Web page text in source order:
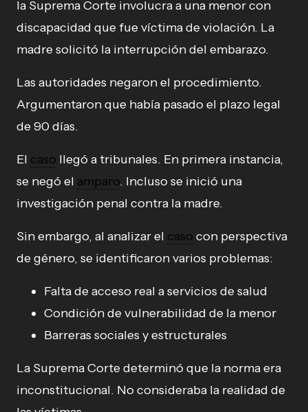
la Suprema Corte involucra a una menor con
discapacidad que fue víctima de violación. La
madre solicitó la interrupción del embarazo.
Las autoridades negaron el procedimiento.
Argumentaron que había pasado el plazo legal
de 90 días.
El caso llegó a tribunales. En primera instancia,
se negó el amparo. Incluso se inició una
investigación penal contra la madre.
Sin embargo, al analizar el caso con perspectiva
de género, se identificaron varios problemas:
Falta de acceso real a servicios de salud
Condición de vulnerabilidad de la menor
Barreras sociales y estructurales
La Suprema Corte determinó que la norma era
inconstitucional. No consideraba la realidad de